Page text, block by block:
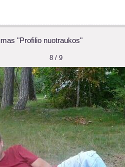
"Profilio nuotraukos"
8 / 9